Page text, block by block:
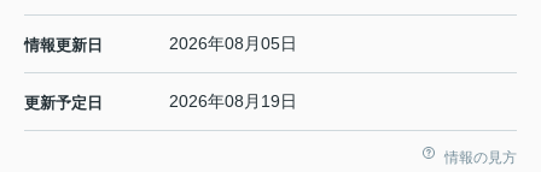
情報更新日 2026年08月05日
更新予定日 2026年08月19日
情報の見方